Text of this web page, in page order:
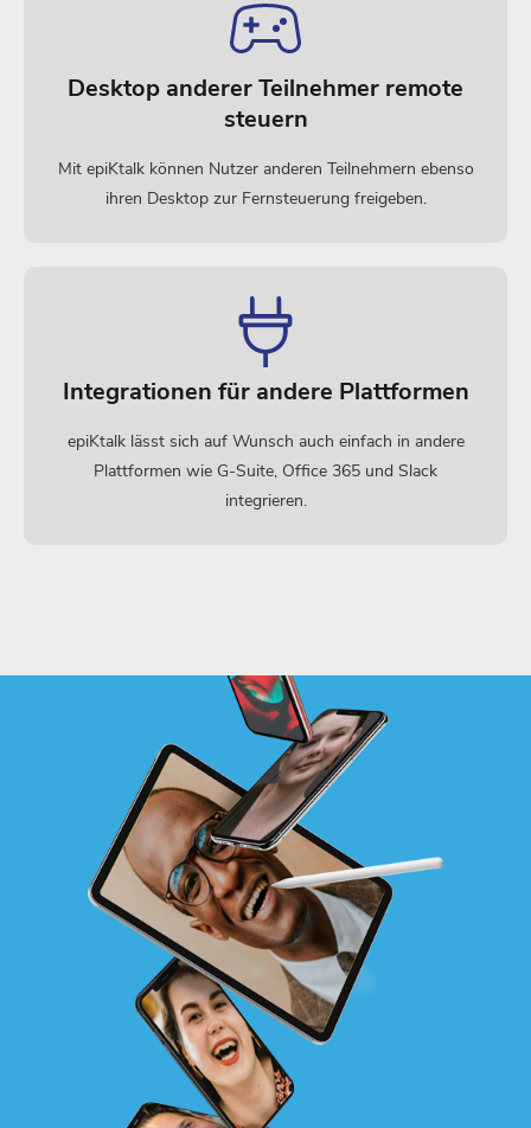
Desktop anderer Teilnehmer remote
steuern
Mit epiKtalk können Nutzer anderen Teilnehmern ebenso
ihren Desktop zur Fernsteuerung freigeben.
Integrationen für andere Plattformen
epiKtalk lässt sich auf Wunsch auch einfach in andere
Plattformen wie G-Suite, Office 365 und Slack
integrieren.